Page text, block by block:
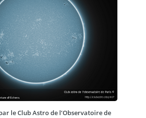
le Club Astro de l’Observatoire de